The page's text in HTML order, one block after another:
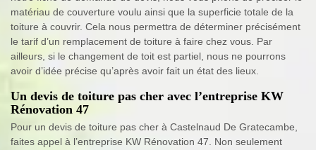
matériau de couverture voulu ainsi que la superficie totale de la
toiture à couvrir. Cela nous permettra de déterminer précisément
le tarif d’un remplacement de toiture à faire chez vous. Par
ailleurs, si le changement de toit est partiel, nous ne pourrons
avoir d’idée précise qu’après avoir fait un état des lieux.
Un devis de toiture pas cher avec l’entreprise KW
Rénovation 47
Pour un devis de toiture pas cher à Castelnaud De Gratecambe,
faites appel à l’entreprise KW Rénovation 47. Non seulement